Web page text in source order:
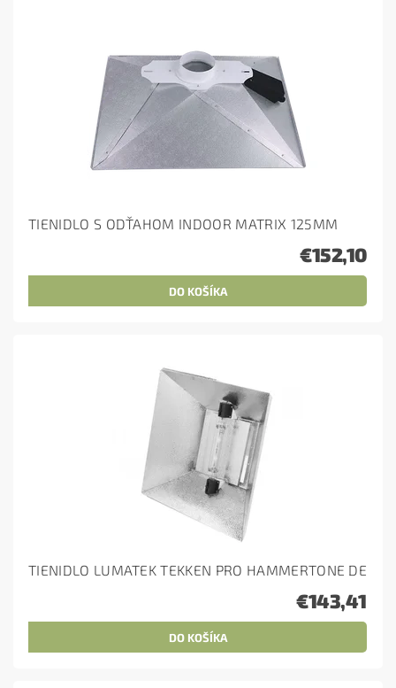
TIENIDLO S ODŤAHOM INDOOR MATRIX 125MM
€152,10
TIENIDLO LUMATEK TEKKEN PRO HAMMERTONE DE
€143,41